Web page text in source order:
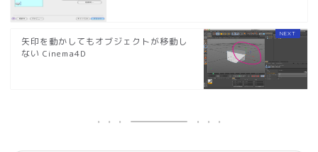
矢印を動かしてもオブジェクトが移動し
ない Cinema4D